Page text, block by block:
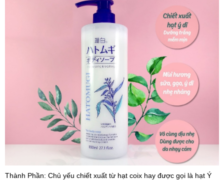
Thành Phần: Chủ yếu chiết xuất từ hạt coix hay được gọi là hạt Ý